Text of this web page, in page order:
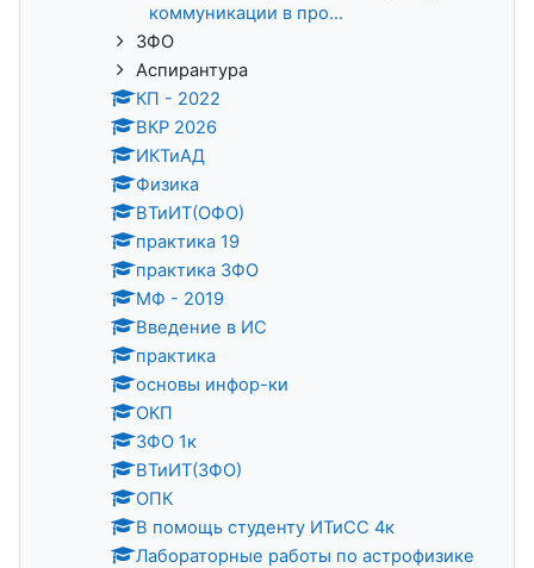
коммуникации в про...
ЗФО
Аспирантура
КП - 2022
ВКР 2026
ИКТиАД
Физика
ВТиИТ(ОФО)
практика 19
практика ЗФО
МФ - 2019
Введение в ИС
практика
основы инфор-ки
ОКП
ЗФО 1к
ВТиИТ(ЗФО)
ОПК
В помощь студенту ИТиСС 4к
Лабораторные работы по астрофизике